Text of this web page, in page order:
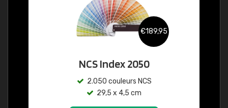
€189,95
NCS Index 2050
2.050 couleurs NCS
29,5 x 4,5 cm